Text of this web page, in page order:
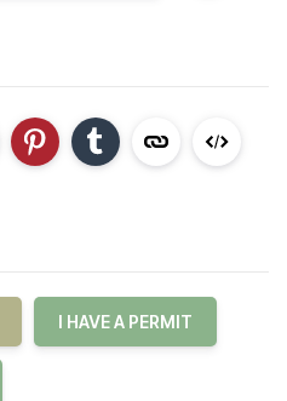
I HAVE A PERMIT